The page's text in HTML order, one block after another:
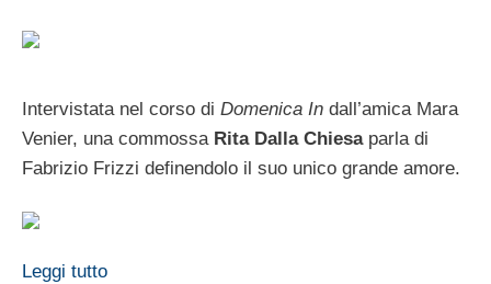
Intervistata nel corso di Domenica In dall’amica Mara
Venier, una commossa Rita Dalla Chiesaparla di
Fabrizio Frizzi definendolo il suo unico grande amore.
Leggi tutto